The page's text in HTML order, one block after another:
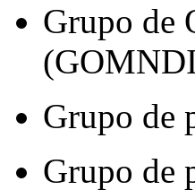
Grupo de
Grupo de
Grupo de